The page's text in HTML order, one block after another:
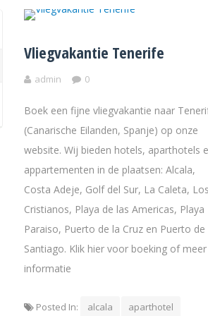
Vliegvakantie Tenerife
admin 0
Boek een fijne vliegvakantie naar
(Canarische Eilanden, Spanje) op onze
website. Wij bieden hotels, aparthotels
appartementen in de plaatsen: Alcala,
Costa Adeje, Golf del Sur, La Caleta, Los
Cristianos, Playa de las Americas, Playa
Paraiso, Puerto de la Cruz en Puerto de
Santiago. Klik hier voor boeking of meer
informatie
Posted In: alcala
aparthotel